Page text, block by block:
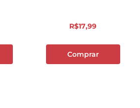
R$17,99
Comprar